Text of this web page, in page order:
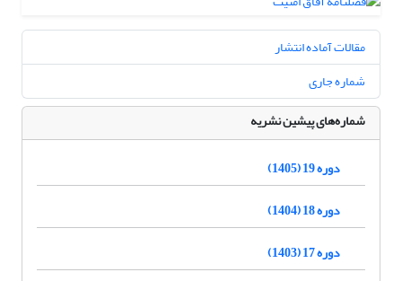
مقالات آماده انتشار
شماره جاری
شماره‌های پیشین نشریه
دوره 19 (1405)
دوره 18 (1404)
دوره 17 (1403)